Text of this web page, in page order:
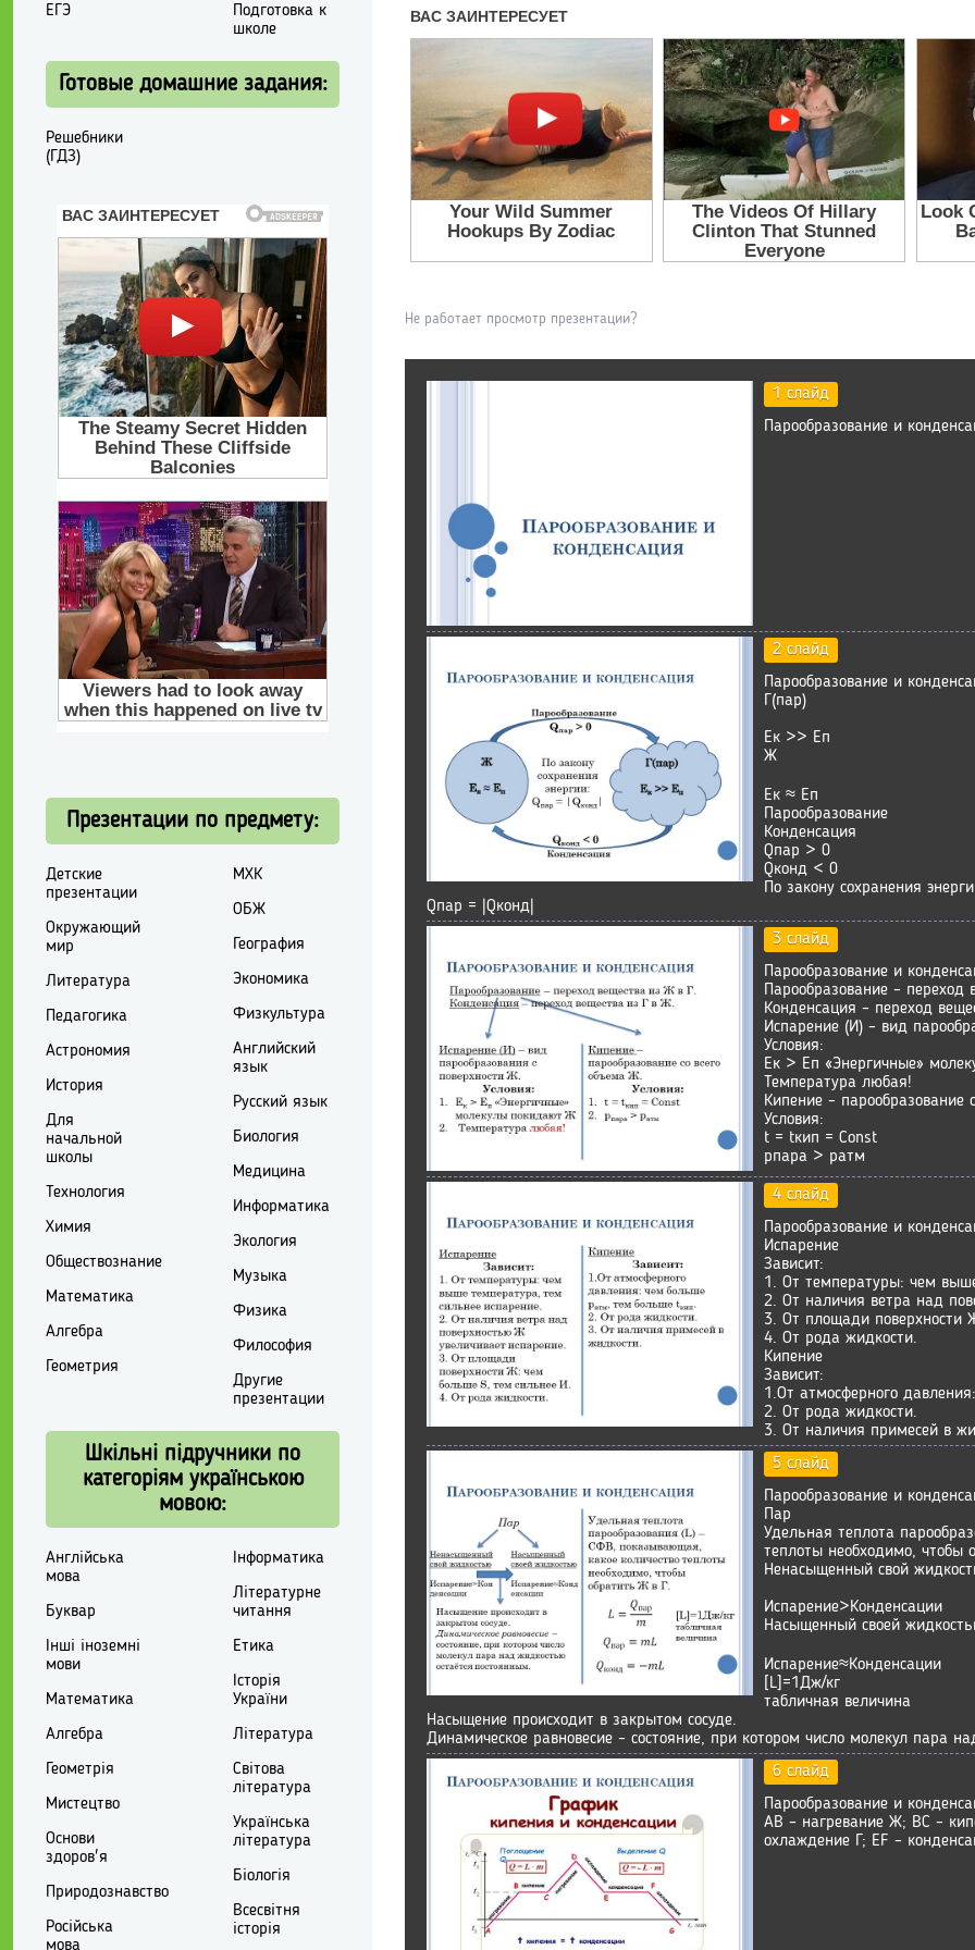
Не работает просмотр презентации?
1 слайд
Парообразование и
2 слайд
Парообразование и
Г(пар)
Ек >> Еп
Ж
Ек ≈ Еп
Парообразование
Конденсация
Qпар > 0
Qконд < 0
По закону сохранения
Qпар = |Qконд|
3 слайд
Парообразование и
Парообразование – переход
Конденсация – переход
Испарение (И) – вид
Условия:
Ек > Еп «Энергичные»
Температура любая!
Кипение – парообразование
Условия:
t = tкип = Const
рпара > ратм
4 слайд
Парообразование и
Испарение
Зависит:
1. От температуры: чем
2. От наличия ветра над
3. От площади поверхности
4. От рода жидкости.
Кипение
Зависит:
1.От атмосферного
2. От рода жидкости.
3. От наличия примесей в
5 слайд
Парообразование и
Пар
Удельная теплота
теплоты необходимо, чтобы
Ненасыщенный свой
Испарение>Конденсации
Насыщенный своей
Испарение≈Конденсации
[L]=1Дж/кг
табличная величина
Насыщение происходит в закрытом сосуде.
Динамическое равновесие – состояние, при котором число молекул пара
6 слайд
Парообразование и
AB – нагревание Ж; BC –
охлаждение Г; EF –
ЕГЭ
Подготовка к
школе
Готовые домашние задания:
Решебники
(ГДЗ)
Презентации по предмету:
Детские
презентации
Окружающий
мир
Литература
Педагогика
Астрономия
История
Для
начальной
школы
Технология
Химия
Обществознание
Математика
Алгебра
Геометрия
МХК
ОБЖ
География
Экономика
Физкультура
Английский
язык
Русский язык
Биология
Медицина
Информатика
Экология
Музыка
Физика
Философия
Другие
презентации
Шкільні підручники по
категоріям українською
мовою:
Англійська
мова
Буквар
Інші іноземні
мови
Математика
Алгебра
Геометрія
Мистецтво
Основи
здоров'я
Природознавство
Російська
мова
Інформатика
Літературне
читання
Етика
Історія
України
Література
Світова
література
Українська
література
Біологія
Всесвітня
історія